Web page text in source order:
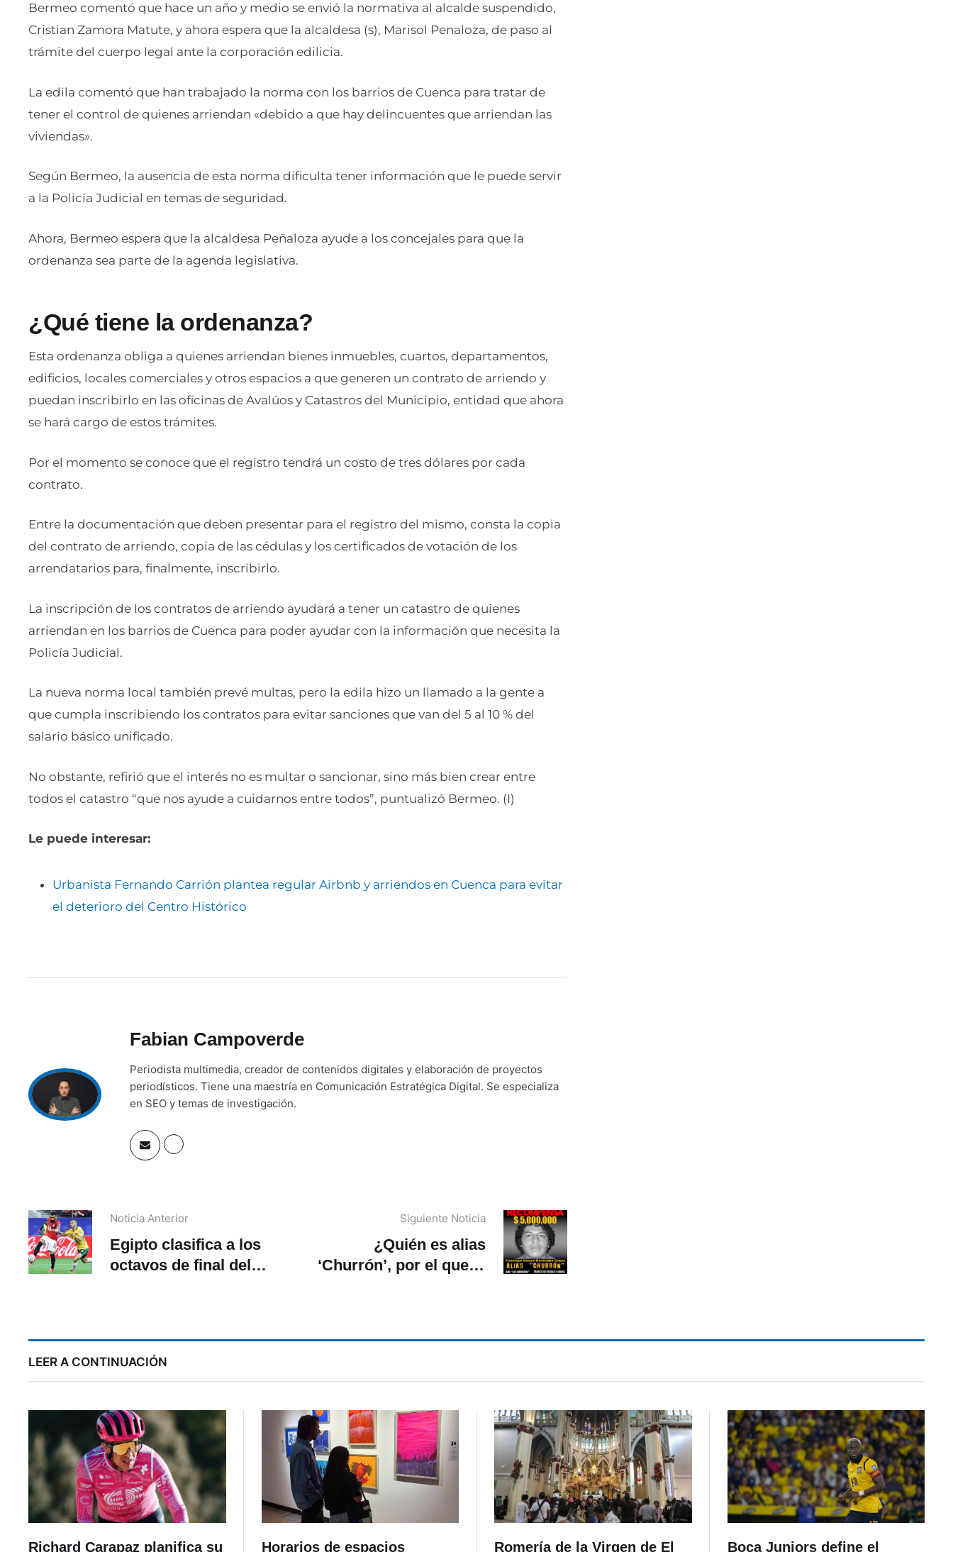
Bermeo comentó que hace un año y medio se envió la normativa al alcalde suspendido,
Cristian Zamora Matute, y ahora espera que la alcaldesa (s), Marisol Penaloza, de paso al
trámite del cuerpo legal ante la corporación edilicia.
La edila comentó que han trabajado la norma con los barrios de Cuenca para tratar de
tener el control de quienes arriendan «debido a que hay delincuentes que arriendan las
viviendas».
Según Bermeo, la ausencia de esta norma dificulta tener información que le puede servir
a la Policía Judicial en temas de seguridad.
Ahora, Bermeo espera que la alcaldesa Peñaloza ayude a los concejales para que la
ordenanza sea parte de la agenda legislativa.
¿Qué tiene la ordenanza?
Esta ordenanza obliga a quienes arriendan bienes inmuebles, cuartos, departamentos,
edificios, locales comerciales y otros espacios a que generen un contrato de arriendo y
puedan inscribirlo en las oficinas de Avalúos y Catastros del Municipio, entidad que ahora
se hará cargo de estos trámites.
Por el momento se conoce que el registro tendrá un costo de tres dólares por cada
contrato.
Entre la documentación que deben presentar para el registro del mismo, consta la copia
del contrato de arriendo, copia de las cédulas y los certificados de votación de los
arrendatarios para, finalmente, inscribirlo.
La inscripción de los contratos de arriendo ayudará a tener un catastro de quienes
arriendan en los barrios de Cuenca para poder ayudar con la información que necesita la
Policía Judicial.
La nueva norma local también prevé multas, pero la edila hizo un llamado a la gente a
que cumpla inscribiendo los contratos para evitar sanciones que van del 5 al 10 % del
salario básico unificado.
No obstante, refirió que el interés no es multar o sancionar, sino más bien crear entre
todos el catastro “que nos ayude a cuidarnos entre todos”, puntualizó Bermeo. (I)
Le puede interesar:
Urbanista Fernando Carrión plantea regular Airbnb y arriendos en Cuenca para evitar
el deterioro del Centro Histórico
Fabian Campoverde
Periodista multimedia, creador de contenidos digitales y elaboración de proyectos
periodísticos. Tiene una maestría en Comunicación Estratégica Digital. Se especializa
en SEO y temas de investigación.
Noticia Anterior
Egipto clasifica a los
octavos de final del
Siguiente Noticia
¿Quién es alias
‘Churrón’, por el que la
LEER A CONTINUACIÓN
Richard Carapaz planifica su Horarios de espacios Romería de la Virgen de El Boca Juniors define el